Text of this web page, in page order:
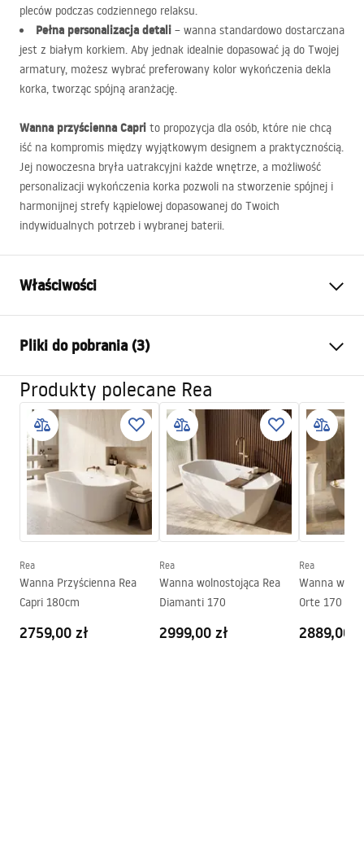
pleców podczas codziennego relaksu.
Pełna personalizacja detali – wanna standardowo dostarczana
jest z białym korkiem. Aby jednak idealnie dopasować ją do Twojej
armatury, możesz wybrać preferowany kolor wykończenia dekla
korka, tworząc spójną aranżację.
Wanna przyścienna Capri to propozycja dla osób, które nie chcą
iść na kompromis między wyjątkowym designem a praktycznością.
Jej nowoczesna bryła uatrakcyjni każde wnętrze, a możliwość
personalizacji wykończenia korka pozwoli na stworzenie spójnej i
harmonijnej strefy kąpielowej dopasowanej do Twoich
indywidualnych potrzeb i wybranej baterii.
Właściwości
Kolor:
Materiał:
Akryl
Długość:
1795mm
Szerokość (mm):
760
Wysokość (mm):
580mm
Strona montażu:
Uniwersalna
Korek i syfon w zestawie:
Tak
Gwarancja
24 miesiące
Pliki do pobrania (3)
Manual
Instrukcja_wanien_przy__ciennych.pdf
Informacje o bezpieczeństwie
WARUNKI_BEZPIECZENSTWA_WANNY.pdf
Warunki gwarancji
Warranty_Terms_and_Conditions_Bathtubs.pdf
Produkty polecane Rea
Rea
Wanna Przyścienna Rea
Capri 180cm
2759,00 zł
Rea
Wanna wolnostojąca Rea
Diamanti 170
2999,00 zł
Rea
Wanna
Orte 170
2889,00